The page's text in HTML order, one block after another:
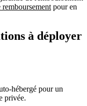
pour en
à déployer
hébergé pour un
privée.